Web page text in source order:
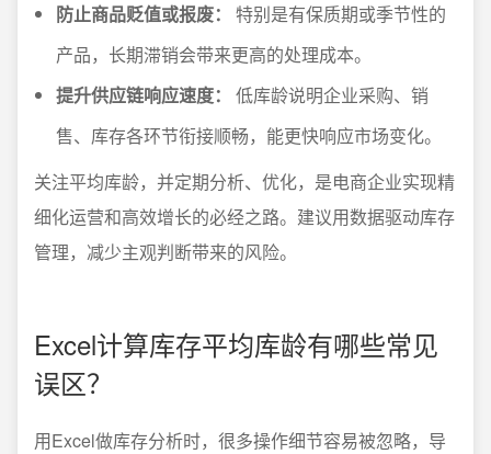
防止商品贬值或报废：
特别是有保质期或季节性的
产品，长期滞销会带来更高的处理成本。
提升供应链响应速度：
低库龄说明企业采购、销
售、库存各环节衔接顺畅，能更快响应市场变化。
关注平均库龄，并定期分析、优化，是电商企业实现精
细化运营和高效增长的必经之路。建议用数据驱动库存
管理，减少主观判断带来的风险。
Excel计算库存平均库龄有哪些常见
误区？
用Excel做库存分析时，很多操作细节容易被忽略，导